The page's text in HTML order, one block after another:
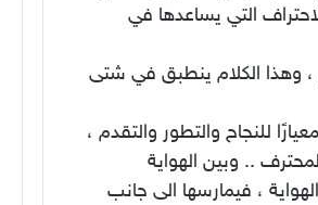
التي يساعدها في
، وهذا الكلام ينطبق في شتى
للنجاح والتطور والتقدم ،
.. وبين الهواية
، فيمارسها الى جانب